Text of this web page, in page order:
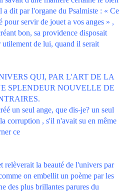
dit par l'organe du Psalmiste : « Ce
pour servir de jouet a vos anges » ,
bon, sa providence disposait
utilement de lui, quand il serait
QUI, PAR L'ART DE LA
SPLENDEUR NOUVELLE DE
un seul ange, que dis-je? un seul
corruption , s'il n'avait su en même
ce
relèverait la beauté de l'univers par
on embellit un poème par les
des plus brillantes parures du